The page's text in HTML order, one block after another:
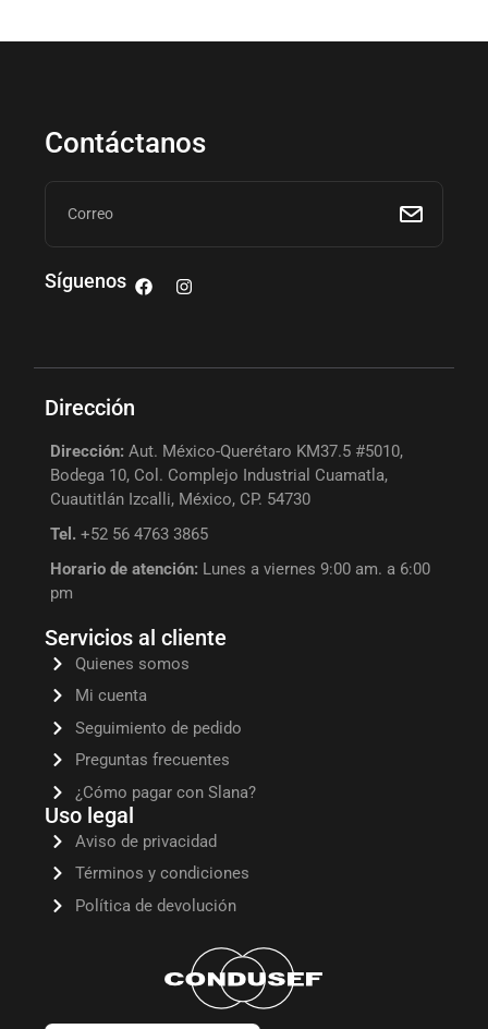
Contáctanos
Síguenos
Dirección
Dirección: Aut. México-Querétaro KM37.5 #5010,
Bodega 10, Col. Complejo Industrial Cuamatla,
Cuautitlán Izcalli, México, CP. 54730
Tel. +52 56 4763 3865
Horario de atención: Lunes a viernes 9:00 am. a 6:00
pm
Servicios al cliente
Quienes somos
Mi cuenta
Seguimiento de pedido
Preguntas frecuentes
¿Cómo pagar con Slana?
Uso legal
Aviso de privacidad
Términos y condiciones
Política de devolución